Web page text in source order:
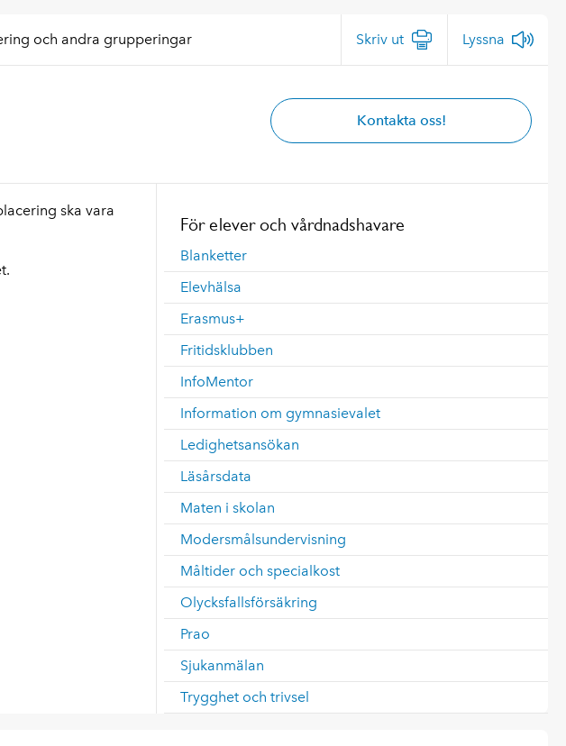
och andra grupperingar Skriv ut Lyssna
Kontakta oss!
För elever och vårdnadshavare
Blanketter
Elevhälsa
Erasmus+
Fritidsklubben
InfoMentor
Information om gymnasievalet
Ledighetsansökan
Läsårsdata
Maten i skolan
Modersmålsundervisning
Måltider och specialkost
Olycksfallsförsäkring
Prao
Sjukanmälan
Trygghet och trivsel
ska vara